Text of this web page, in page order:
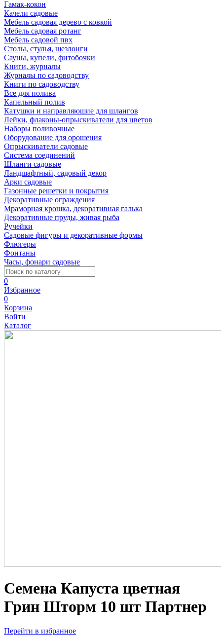
Гамак-кокон
Качели садовые
Мебель садовая дерево с ковкой
Мебель садовая ротанг
Мебель садовой пвх
Столы, стулья, шезлонги
Сауны, купели, фитобочки
Книги, журналы
Журналы по садоводству
Книги по садоводству
Все для полива
Капельный полив
Катушки и направляюшие для шлангов
Лейки, флаконы-опрыскиватели для цветов
Наборы поливочные
Оборудование для орошения
Опрыскиватели садовые
Система соединений
Шланги садовые
Ландшафтный, садовый декор
Арки садовые
Газонные решетки и покрытия
Декоративные ограждения
Мраморная крошка, декоративная галька
Декоративные пруды, живая рыба
Ручейки
Садовые фигуры и декоративные формы
Флюгеры
Фонтаны
Часы, фонари садовые
0
Избранное
0
Корзина
Войти
Каталог
Семена Капуста цветная
Грин Шторм 10 шт Партнер
Перейти в избранное